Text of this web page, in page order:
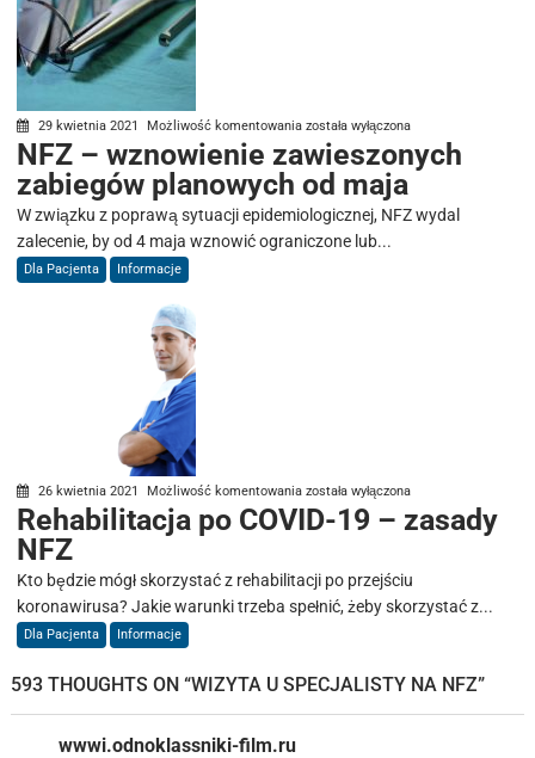
29 kwietnia 2021 Możliwość komentowaniaNFZ
–
wznowienie
zawieszonych
zabiegów
została wyłączona
NFZ – wznowienie zawieszonych
zabiegów planowych od maja
W związku z poprawą sytuacji epidemiologicznej, NFZ wydal
zalecenie, by od 4 maja wznowić ograniczone lub...
Dla Pacjenta Informacje
26 kwietnia 2021 Możliwość komentowaniaRehabilitacja
po
–
zasady
została wyłączona
Rehabilitacja po COVID-19 – zasady
NFZ
Kto będzie mógł skorzystać z rehabilitacji po przejściu
koronawirusa? Jakie warunki trzeba spełnić, żeby skorzystać z...
Dla Pacjenta Informacje
593 THOUGHTS ON “WIZYTA U SPECJALISTY NA NFZ”
wwwi.odnoklassniki-film.ru